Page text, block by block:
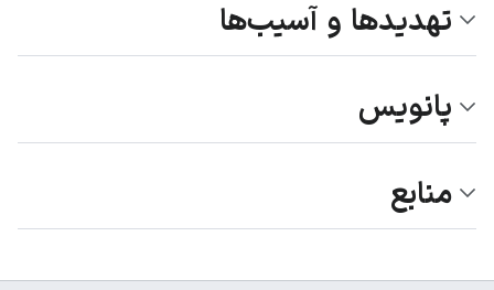
تهدیدها و آسیب‌ها
پانویس
منابع